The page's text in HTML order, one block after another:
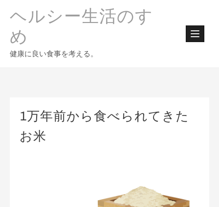
content
ヘルシー生活のすゝ
め
健康に良い食事を考える。
1万年前から食べられてきた
お米